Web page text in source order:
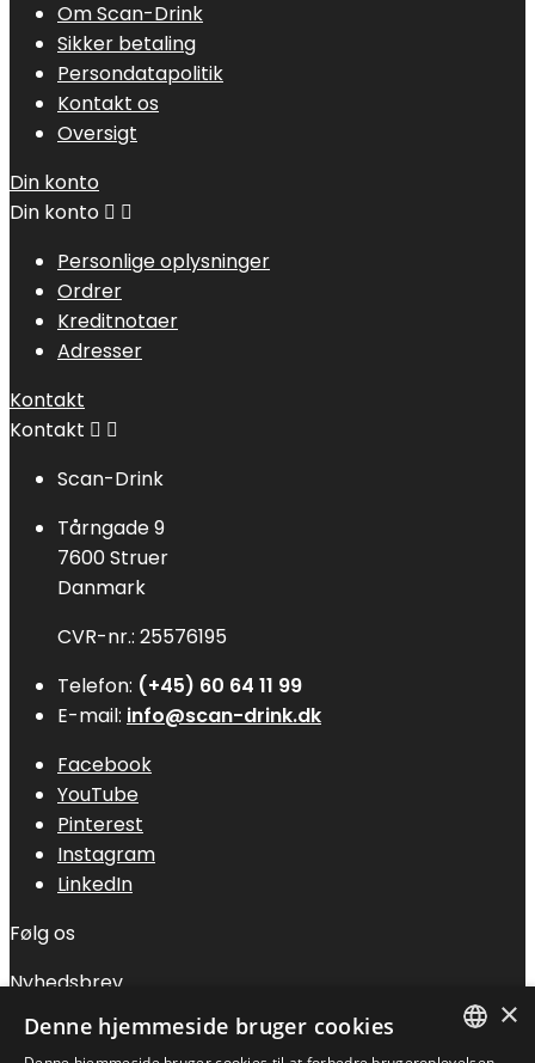
Om Scan-Drink
Sikker betaling
Persondatapolitik
Kontakt os
Oversigt
Din konto
Din konto  
Personlige oplysninger
Ordrer
Kreditnotaer
Adresser
Kontakt
Kontakt  
Scan-Drink
Tårngade 9
7600 Struer
Danmark
CVR-nr.: 25576195
Telefon: (+45) 60 64 11 99
E-mail: info@scan-drink.dk
Facebook
YouTube
Pinterest
Instagram
LinkedIn
Følg os
Nyhedsbrev
×
Denne hjemmeside bruger cookies